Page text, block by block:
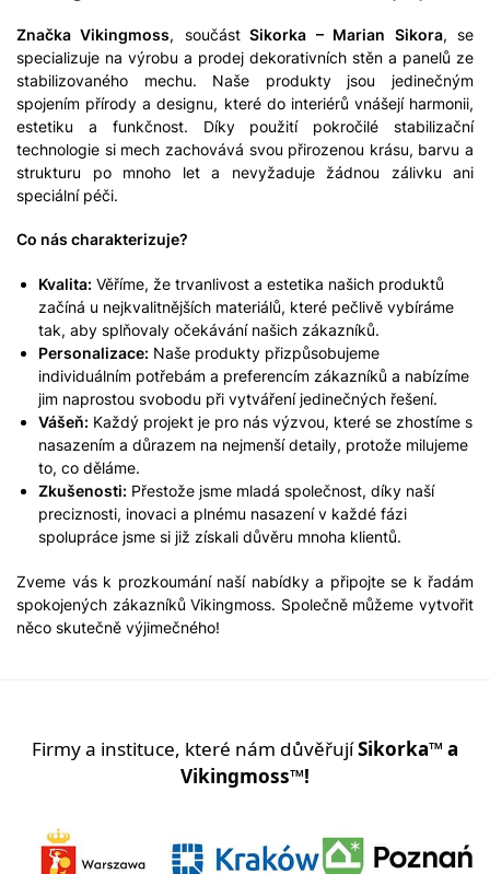
Značka Vikingmoss, součástSikorka – Marian Sikora, se
specializuje na výrobu a prodej dekorativních stěn a panelů ze
stabilizovaného mechu. Naše produkty jsou jedinečným
spojením přírody a designu, které do interiérů vnášejí harmonii,
estetiku a funkčnost. Díky použití pokročilé stabilizační
technologie si mech zachovává svou přirozenou krásu, barvu a
strukturu po mnoho let a nevyžaduje žádnou zálivku ani
speciální péči.
Co nás charakterizuje?
Kvalita: Věříme, že trvanlivost a estetika našich produktů
začíná u nejkvalitnějších materiálů, které pečlivě vybíráme
tak, aby splňovaly očekávání našich zákazníků.
Personalizace: Naše produkty přizpůsobujeme
individuálním potřebám a preferencím zákazníků a nabízíme
jim naprostou svobodu při vytváření jedinečných řešení.
Vášeň: Každý projekt je pro nás výzvou, které se zhostíme s
nasazením a důrazem na nejmenší detaily, protože milujeme
to, co děláme.
Zkušenosti: Přestože jsme mladá společnost, díky naší
preciznosti, inovaci a plnému nasazení v každé fázi
spolupráce jsme si již získali důvěru mnoha klientů.
Zveme vás k prozkoumání naší nabídky a připojte se k řadám
spokojených zákazníků Vikingmoss. Společně můžeme vytvořit
něco skutečně výjimečného!
Firmy a instituce, které nám důvěřujíSikorka™ a
Vikingmoss™!